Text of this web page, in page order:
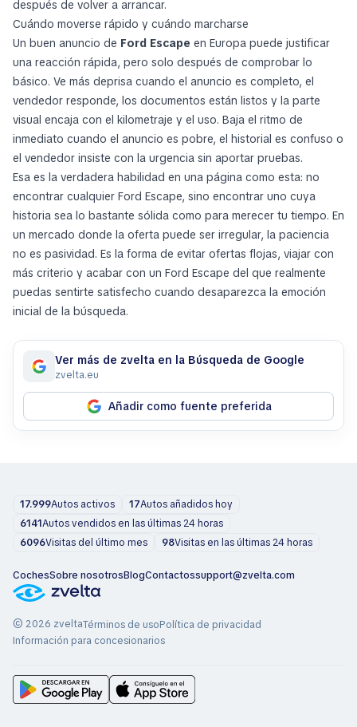
después de volver a arrancar.
Cuándo moverse rápido y cuándo marcharse
Un buen anuncio de Ford Escape en Europa puede justificar
una reacción rápida, pero solo después de comprobar lo
básico. Ve más deprisa cuando el anuncio es completo, el
vendedor responde, los documentos están listos y la parte
visual encaja con el kilometraje y el uso. Baja el ritmo de
inmediato cuando el anuncio es pobre, el historial es confuso o
el vendedor insiste con la urgencia sin aportar pruebas.
Esa es la verdadera habilidad en una página como esta: no
encontrar cualquier Ford Escape, sino encontrar uno cuya
historia sea lo bastante sólida como para merecer tu tiempo. En
un mercado donde la oferta puede ser irregular, la paciencia
no es pasividad. Es la forma de evitar ofertas flojas, viajar con
más criterio y acabar con un Ford Escape del que realmente
puedas sentirte satisfecho cuando desaparezca la emoción
inicial de la búsqueda.
Ver más de zvelta en la Búsqueda de Google
zvelta.eu
Añadir como fuente preferida
17.999Autos activos 17Autos añadidos hoy
6141Autos vendidos en las últimas 24 horas
6096Visitas del último mes 98Visitas en las últimas 24 horas
CochesSobre nosotrosBlogContactossupport@zvelta.com
© 2026 zveltaTérminos de usoPolítica de privacidad
Información para concesionarios